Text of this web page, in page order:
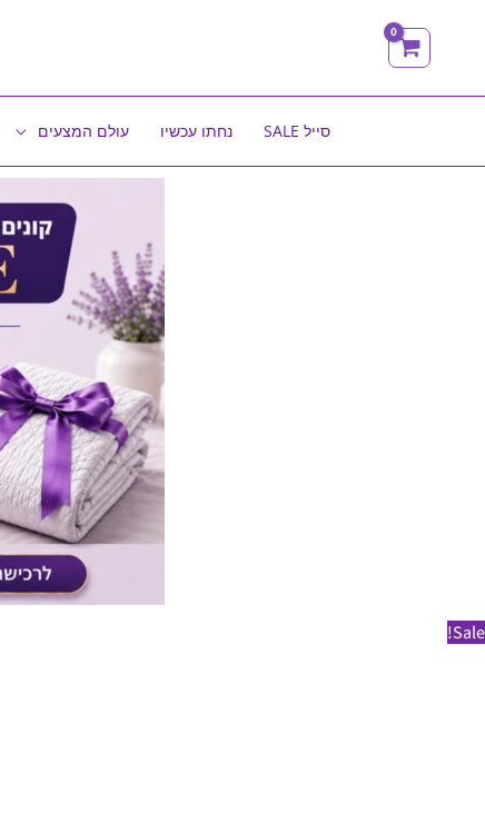
סייל SALE נחתו עכשיו עולם המצעים
Sale!